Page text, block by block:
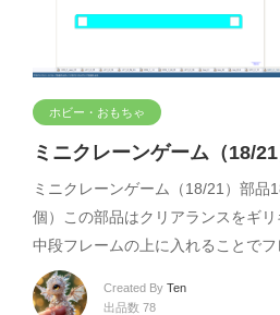
ホビー・おもちゃ
ミニクレーンゲーム（18/
ミニクレーンゲーム（18/21）部品
個）この部品はクリアランスをギリ
中段フレームの上に入れることで
Created By Ten
出品数 78